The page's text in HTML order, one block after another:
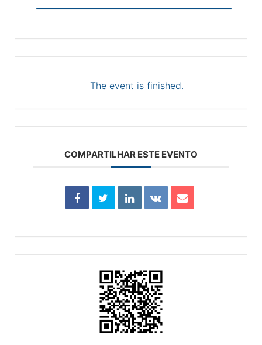
The event is finished.
COMPARTILHAR ESTE EVENTO